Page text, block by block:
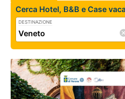
Cerca Hotel, B&B e Case
DESTINAZIONE